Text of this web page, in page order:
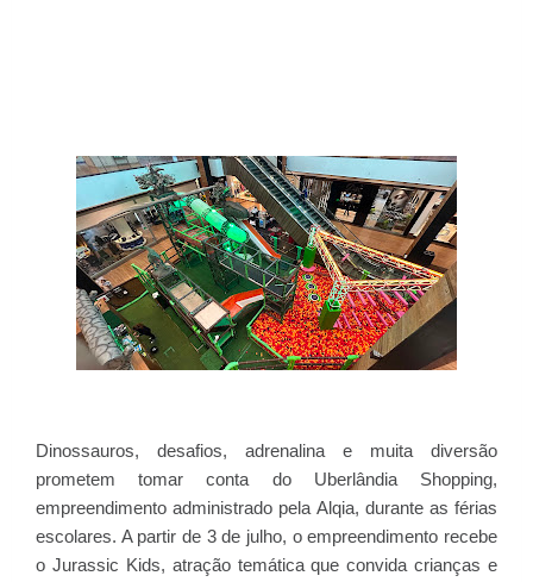
Dinossauros, desafios, adrenalina e muita diversão
prometem tomar conta do Uberlândia Shopping,
empreendimento administrado pela Alqia, durante as férias
escolares. A partir de 3 de julho, o empreendimento recebe
o Jurassic Kids, atração temática que convida crianças e